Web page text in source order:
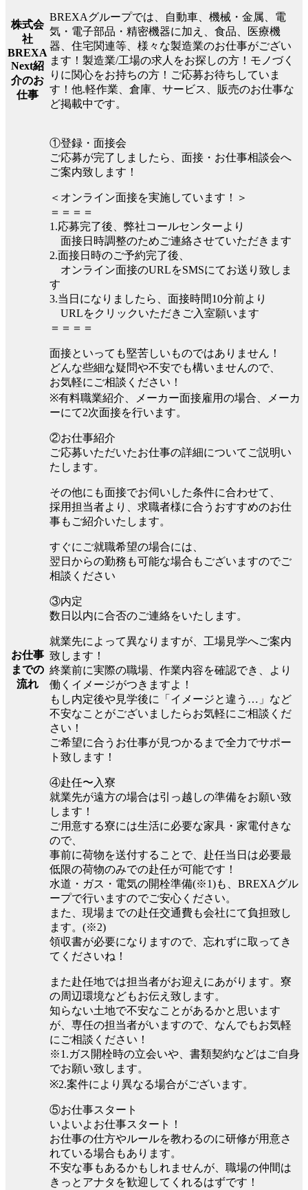
株式会
社
BREXA
Next紹
介のお
仕事
BREXAグループでは、自動車、機械・金属、電
気・電子部品・精密機器に加え、食品、医療機
器、住宅関連等、様々な製造業のお仕事がござい
ます！製造業/工場の求人をお探しの方！モノづく
りに関心をお持ちの方！ご応募お待ちしていま
す！他.軽作業、倉庫、サービス、販売のお仕事な
ど掲載中です。
お仕事
までの
流れ
①登録・面接会
ご応募が完了しましたら、面接・お仕事相談会へ
ご案内致します！
＜オンライン面接を実施しています！＞
＝＝＝＝
1.応募完了後、弊社コールセンターより
面接日時調整のためご連絡させていただきます
2.面接日時のご予約完了後、
オンライン面接のURLをSMSにてお送り致しま
す
3.当日になりましたら、面接時間10分前より
URLをクリックいただきご入室願います
＝＝＝＝
面接といっても堅苦しいものではありません！
どんな些細な疑問や不安でも構いませんので、
お気軽にご相談ください！
※有料職業紹介、メーカー面接雇用の場合、メーカ
ーにて2次面接を行います。
②お仕事紹介
ご応募いただいたお仕事の詳細についてご説明い
たします。
その他にも面接でお伺いした条件に合わせて、
採用担当者より、求職者様に合うおすすめのお仕
事もご紹介いたします。
すぐにご就職希望の場合には、
翌日からの勤務も可能な場合もございますのでご
相談ください
③内定
数日以内に合否のご連絡をいたします。
就業先によって異なりますが、工場見学へご案内
致します！
終業前に実際の職場、作業内容を確認でき、より
働くイメージがつきますよ！
もし内定後や見学後に「イメージと違う…」など
不安なことがございましたらお気軽にご相談くだ
さい！
ご希望に合うお仕事が見つかるまで全力でサポー
ト致します！
④赴任〜入寮
就業先が遠方の場合は引っ越しの準備をお願い致
します！
ご用意する寮には生活に必要な家具・家電付きな
ので、
事前に荷物を送付することで、赴任当日は必要最
低限の荷物のみでの赴任が可能です！
水道・ガス・電気の開栓準備(※1)も、BREXAグル
ープで行いますのでご安心ください。
また、現場までの赴任交通費も会社にて負担致し
ます。(※2)
領収書が必要になりますので、忘れずに取ってき
てくださいね！
また赴任地では担当者がお迎えにあがります。寮
の周辺環境などもお伝え致します。
知らない土地で不安なことがあるかと思います
が、専任の担当者がいますので、なんでもお気軽
にご相談ください！
※1.ガス開栓時の立会いや、書類契約などはご自身
でお願い致します。
※2.案件により異なる場合がございます。
⑤お仕事スタート
いよいよお仕事スタート！
お仕事の仕方やルールを教わるのに研修が用意さ
れている場合もあります。
不安な事もあるかもしれませんが、職場の仲間は
きっとアナタを歓迎してくれるはずです！